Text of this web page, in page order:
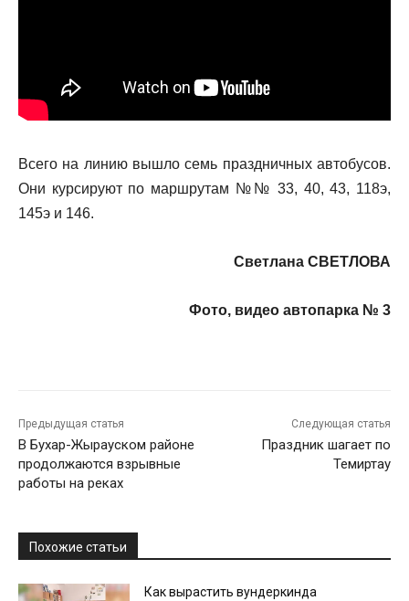
Всего на линию вышло семь праздничных автобусов.
Они курсируют по маршрутам №№ 33, 40, 43, 118э,
145э и 146.
Светлана СВЕТЛОВА
Фото, видео автопарка № 3
Предыдущая статья
В Бухар-Жырауском районе
продолжаются взрывные
работы на реках
Следующая статья
Праздник шагает по
Темиртау
Похожие статьи
Как вырастить вундеркинда